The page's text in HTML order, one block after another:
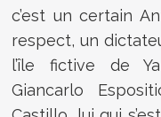
c’est un certain
respect, un
l’île fictive de
Giancarlo